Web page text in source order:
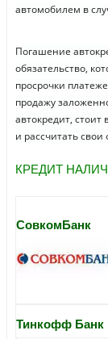
автомобилем в
Погашение
обязательство,
просрочки
продажу
автокредит,
и рассчитать
КРЕДИТ
СовкомБанк
Тинкофф Банк